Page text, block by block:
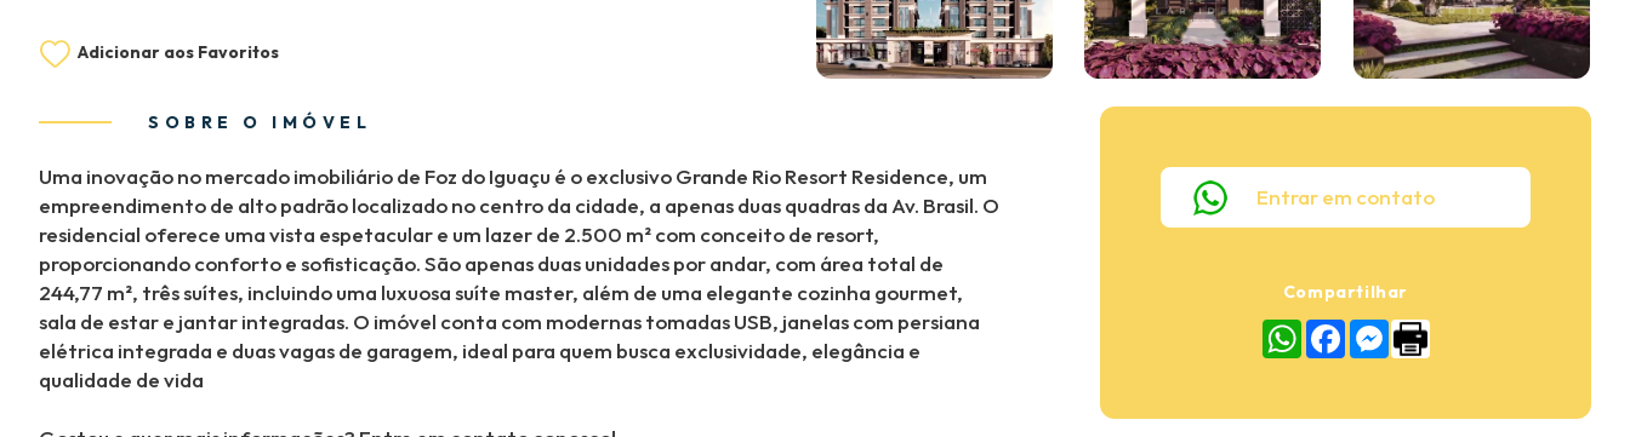
Adicionar aos Favoritos
SOBRE O IMÓVEL
Uma inovação no mercado imobiliário de Foz do Iguaçu é o exclusivo Grande Rio Resort Residence, um
empreendimento de alto padrão localizado no centro da cidade, a apenas duas quadras da Av. Brasil. O
residencial oferece uma vista espetacular e um lazer de 2.500 m² com conceito de resort,
proporcionando conforto e sofisticação. São apenas duas unidades por andar, com área total de
244,77 m², três suítes, incluindo uma luxuosa suíte master, além de uma elegante cozinha gourmet,
sala de estar e jantar integradas. O imóvel conta com modernas tomadas USB, janelas com persiana
elétrica integrada e duas vagas de garagem, ideal para quem busca exclusividade, elegância e
qualidade de vida
Entrar em contato
Compartilhar
WhatsApp
FacebookMessenger